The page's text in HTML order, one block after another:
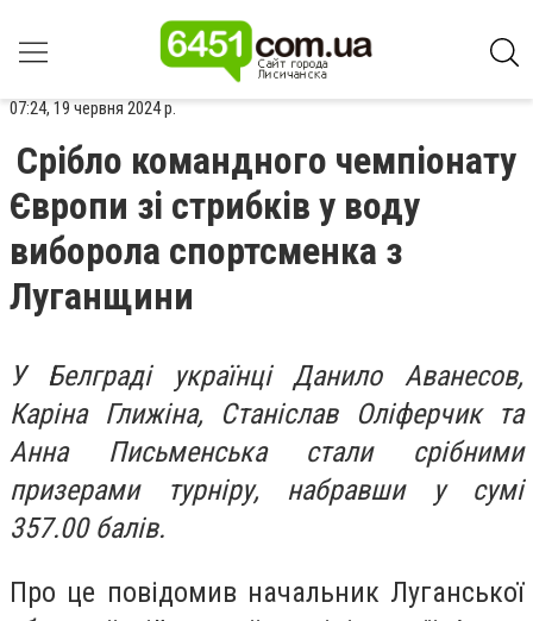
07:24, 19 червня 2024 р.
Срібло командного чемпіонату
Європи зі стрибків у воду
виборола спортсменка з
Луганщини
У Белграді українці Данило Аванесов,
Каріна Глижіна, Станіслав Оліферчик та
Анна Письменська стали срібними
призерами турніру, набравши у сумі
357.00 балів.
Про це повідомив начальник Луганської